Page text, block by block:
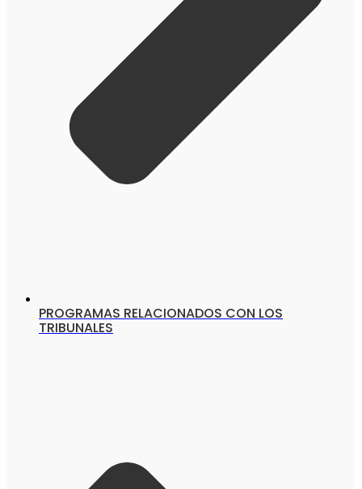
PROGRAMAS RELACIONADOS CON LOS
TRIBUNALES